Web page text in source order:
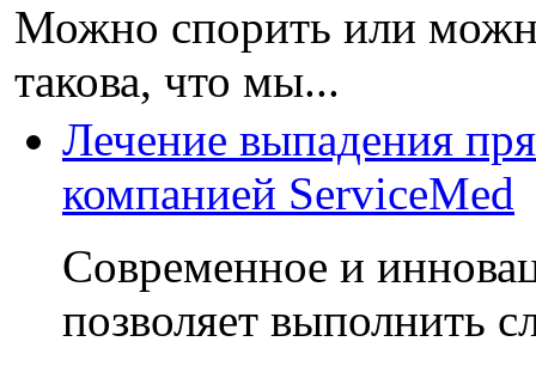
Можно спорить или
такова, что мы...
Лечение выпадения
компанией ServiceMed
Современное и
позволяет выполнить